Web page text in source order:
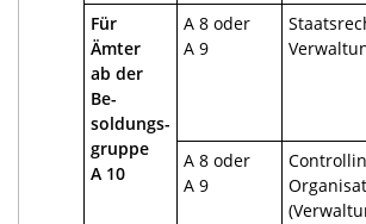
Für
Ämter
ab der
Be-
soldungs-
gruppe
A 10
A 8 oder
A 9
A 8 oder
A 9